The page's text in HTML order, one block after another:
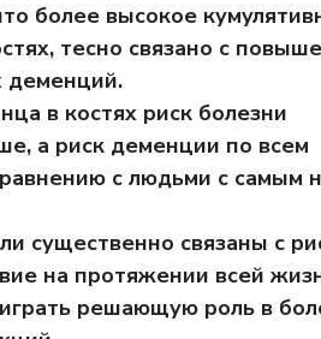
более высокое
тесно связано с
деменций.
в костях риск болезни
а риск деменции по всем
с людьми с самым
существенно связаны с
на протяжении всей
решающую роль в